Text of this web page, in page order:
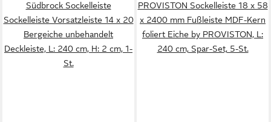
Südbrock Sockelleiste
Sockelleiste Vorsatzleiste 14 x 20
Bergeiche unbehandelt
Deckleiste, L: 240 cm, H: 2 cm, 1-
St.
PROVISTON Sockelleiste 18 x 58
x 2400 mm Fußleiste MDF-Kern
foliert Eiche by PROVISTON, L:
240 cm, Spar-Set, 5-St.